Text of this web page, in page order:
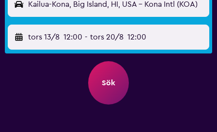
Kailua-Kona, Big Island, HI, USA - Kona Intl (KOA)
tors 13/8 12:00 - tors 20/8 12:00
Sök